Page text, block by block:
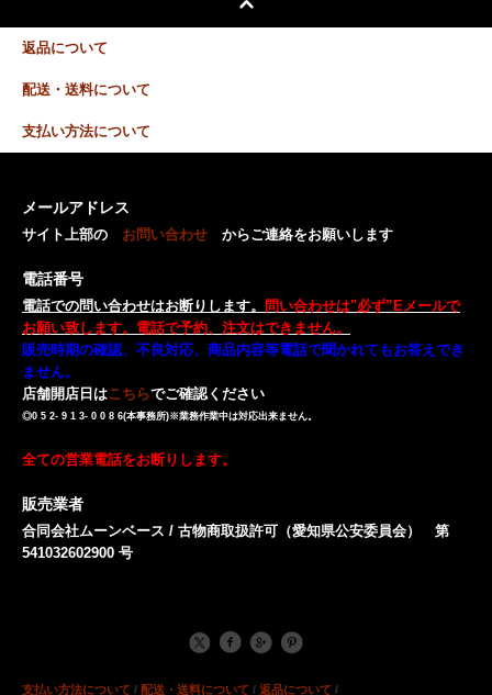
返品について
配送・送料について
支払い方法について
メールアドレス
サイト上部の お問い合わせ からご連絡をお願いします
電話番号
電話での問い合わせはお断りします。
問い合わせは"必ず”Eメールで
お願い致します。電話で予約、注文はできません。
販売時期の確認、不良対応、商品内容等電話で聞かれてもお答えでき
ません。
店舗開店日はこちらでご確認ください
◎0 5 2- 9 1 3- 0 0 8 6(本事務所)※業務作業中は対応出来ません。
全ての営業電話をお断りします。
販売業者
合同会社ムーンベース / 古物商取扱許可（愛知県公安委員会） 第
541032602900 号
支払い方法について / 配送・送料について / 返品について /